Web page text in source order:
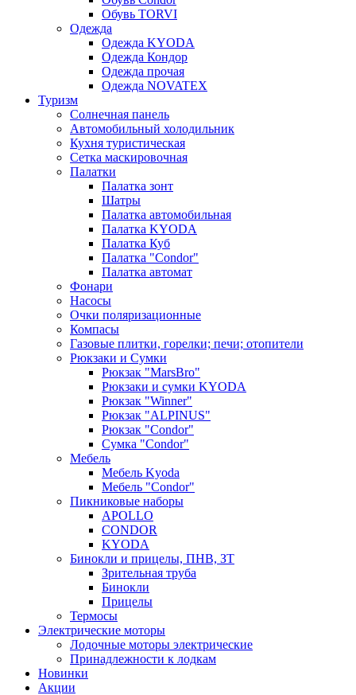
Обувь TORVI
Одежда
Одежда KYODA
Одежда Кондор
Одежда прочая
Одежда NOVATEX
Туризм
Солнечная панель
Автомобильный холодильник
Кухня туристическая
Сетка маскировочная
Палатки
Палатка зонт
Шатры
Палатка автомобильная
Палатка KYODA
Палатка Куб
Палатка "Condor"
Палатка автомат
Фонари
Насосы
Очки поляризационные
Компасы
Газовые плитки, горелки; печи; отопители
Рюкзаки и Сумки
Рюкзак "MarsBro"
Рюкзаки и сумки KYODA
Рюкзак "Winner"
Рюкзак "ALPINUS"
Рюкзак "Condor"
Сумка "Condor"
Мебель
Мебель Kyoda
Мебель "Condor"
Пикниковые наборы
APOLLO
CONDOR
KYODA
Бинокли и прицелы, ПНВ, ЗТ
Зрительная труба
Бинокли
Прицелы
Термосы
Электрические моторы
Лодочные моторы электрические
Принадлежности к лодкам
Новинки
Акции